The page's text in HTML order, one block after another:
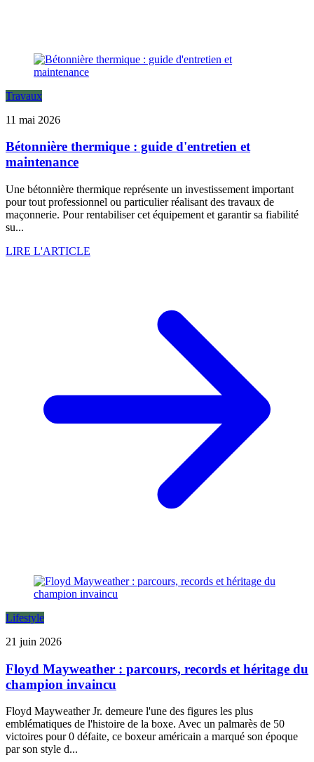
Travaux
11 mai 2026
Bétonnière thermique : guide d'entretien et
maintenance
Une bétonnière thermique représente un investissement important
pour tout professionnel ou particulier réalisant des travaux de
maçonnerie. Pour rentabiliser cet équipement et garantir sa fiabilité
su...
LIRE L'ARTICLE
Lifestyle
21 juin 2026
Floyd Mayweather : parcours, records et héritage du
champion invaincu
Floyd Mayweather Jr. demeure l'une des figures les plus
emblématiques de l'histoire de la boxe. Avec un palmarès de 50
victoires pour 0 défaite, ce boxeur américain a marqué son époque
par son style d...